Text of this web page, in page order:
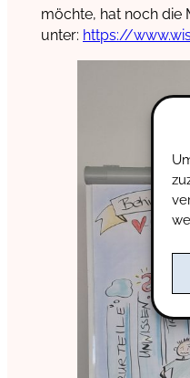
möchte, hat noch die
unter: https://